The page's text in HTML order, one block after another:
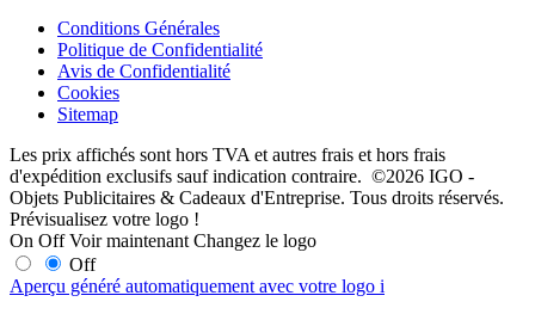
Conditions Générales
Politique de Confidentialité
Avis de Confidentialité
Cookies
Sitemap
Les prix affichés sont hors TVA et autres frais et hors frais
d'expédition exclusifs sauf indication contraire. ©2026 IGO -
Objets Publicitaires & Cadeaux d'Entreprise. Tous droits réservés.
Prévisualisez votre logo !
On Off Voir maintenant Changez le logo
Off
Aperçu généré automatiquement avec votre logo i